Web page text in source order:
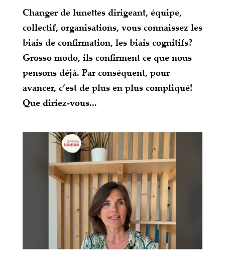
Changer de lunettes dirigeant, équipe,
collectif, organisations, vous connaissez les
biais de confirmation, les biais cognitifs?
Grosso modo, ils confirment ce que nous
pensons déjà. Par conséquent, pour
avancer, c’est de plus en plus compliqué!
Que diriez-vous...